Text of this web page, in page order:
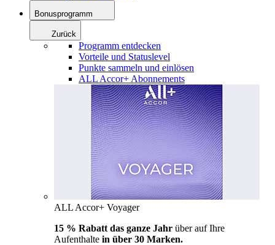
Bonusprogramm
Zurück
Programm entdecken
Vorteile und Statuslevel
Punkte sammeln und einlösen
ALL Accor+ Abonnements
ALL Accor+ Voyager
15 % Rabatt das ganze Jahr über auf Ihre
Aufenthalte in über 30 Marken.